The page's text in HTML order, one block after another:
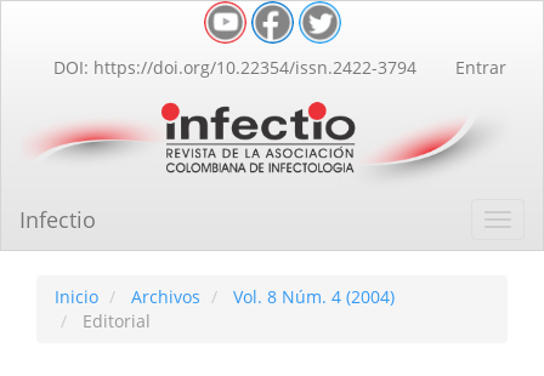
Contenido
principal
lateral
DOI: https://doi.org/10.22354/issn.2422-3794 Entrar
Infectio
Inicio Archivos
Vol. 8 Núm. 4 (2004)
Editorial